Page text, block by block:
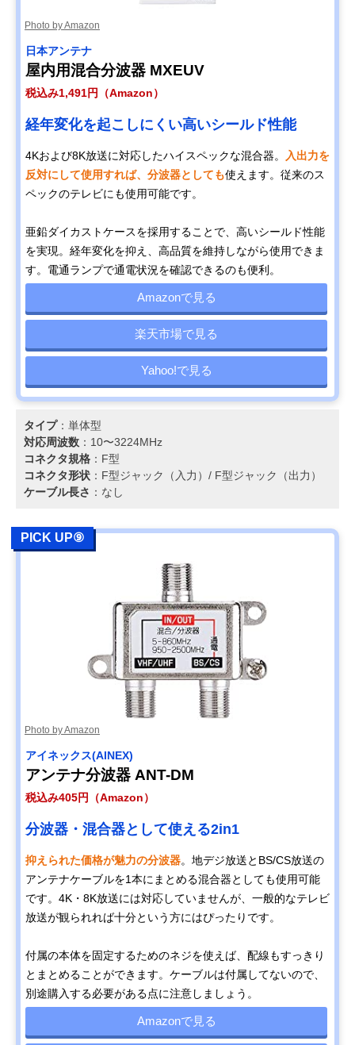
Photo by Amazon
日本アンテナ
屋内用混合分波器 MXEUV
税込み1,491円（Amazon）
経年変化を起こしにくい高いシールド性能
4Kおよび8K放送に対応したハイスペックな混合器。
入出力を
反対にして使用すれば、分波器としても使えます。従来のス
ペックのテレビにも使用可能です。
亜鉛ダイカストケースを採用することで、高いシールド性能
を実現。経年変化を抑え、高品質を維持しながら使用できま
す。電通ランプで通電状況を確認できるのも便利。
Amazonで見る
楽天市場で見る
Yahoo!で見る
タイプ：単体型
対応周波数 ：10〜3224MHz
コネクタ規格 ：F型
コネクタ形状 ：F型ジャック（入力）/ F型ジャック（出力）
ケーブル長さ ：なし
PICK UP⑨
Photo by Amazon
アイネックス(AINEX)
アンテナ分波器 ANT-DM
税込み405円（Amazon）
分波器・混合器として使える2in1
抑えられた価格が魅力の分波器。地デジ放送とBS/CS放送の
アンテナケーブルを1本にまとめる混合器としても使用可能
です。4K・8K放送には対応していませんが、一般的なテレビ
放送が観られれば十分という方にはぴったりです。
付属の本体を固定するためのネジを使えば、配線もすっきり
とまとめることができます。ケーブルは付属してないので、
別途購入する必要がある点に注意しましょう。
Amazonで見る